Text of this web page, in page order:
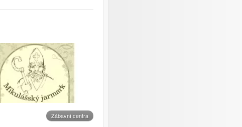
Zábavní centra